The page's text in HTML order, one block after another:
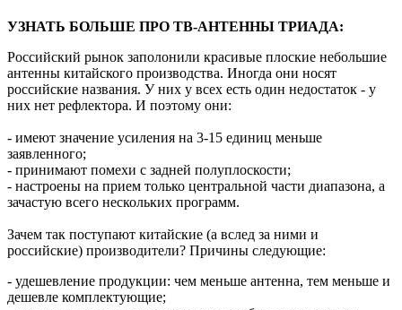
УЗНАТЬ БОЛЬШЕ ПРО ТВ-АНТЕННЫ ТРИАДА:
Российский рынок заполонили красивые плоские небольшие
антенны китайского производства. Иногда они носят
российские названия. У них у всех есть один недостаток - у
них нет рефлектора. И поэтому они:
- имеют значение усиления на 3-15 единиц меньше
заявленного;
- принимают помехи с задней полуплоскости;
- настроены на прием только центральной части диапазона, а
зачастую всего нескольких программ.
Зачем так поступают китайские (а вслед за ними и
российские) производители? Причины следующие:
- удешевление продукции: чем меньше антенна, тем меньше и
дешевле комплектующие;